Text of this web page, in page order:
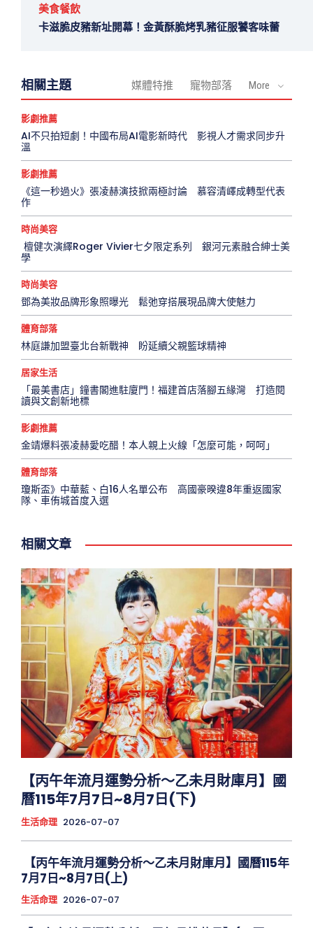
美食餐飲
卡滋脆皮豬新址開幕！金黃酥脆烤乳豬征服饕客味蕾
相關主題 媒體特推 寵物部落 More
影劇推薦
AI不只拍短劇！中國布局AI電影新時代 影視人才需求同步升
溫
影劇推薦
《這一秒過火》張凌赫演技掀兩極討論 慕容清嶧成轉型代表
作
時尚美容
檀健次演繹Roger Vivier七夕限定系列 銀河元素融合紳士美
學
時尚美容
鄧為美妝品牌形象照曝光 鬆弛穿搭展現品牌大使魅力
體育部落
林庭謙加盟臺北台新戰神 盼延續父親籃球精神
居家生活
「最美書店」鐘書閣進駐廈門！福建首店落腳五緣灣 打造閱
讀與文創新地標
影劇推薦
金靖爆料張凌赫愛吃醋！本人親上火線「怎麼可能，呵呵」
體育部落
瓊斯盃》中華藍、白16人名單公布 高國豪暌違8年重返國家
隊、車侑城首度入選
相關文章
【丙午年流月運勢分析～乙未月財庫月】國
曆115年7月7日~8月7日(下)
生活命理 2026-07-07
【丙午年流月運勢分析～乙未月財庫月】國曆115年
7月7日~8月7日(上)
生活命理 2026-07-07